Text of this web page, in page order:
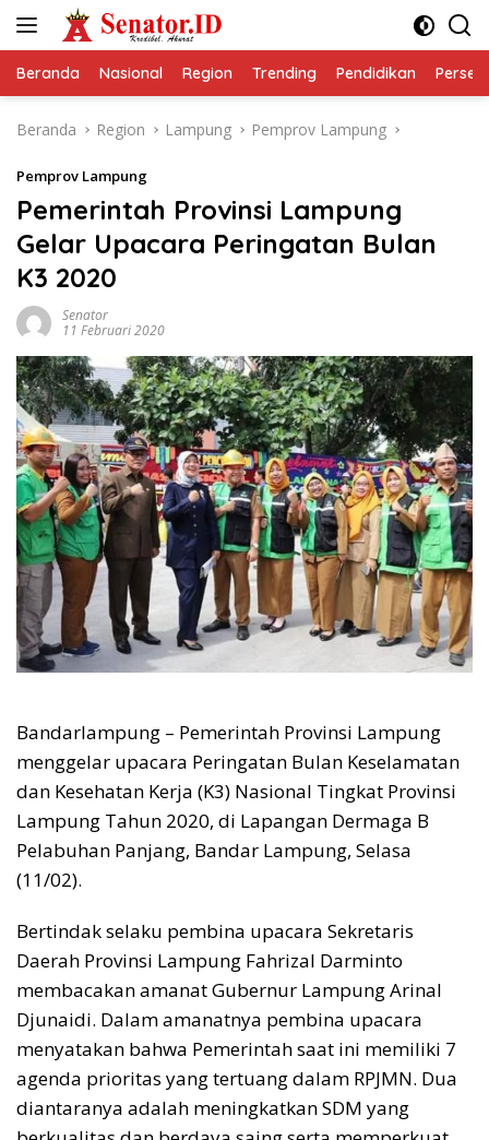
Beranda Nasional Region Trending Pendidikan
Beranda Region Lampung Pemprov Lampung
Pemprov Lampung
Pemerintah Provinsi Lampung
Gelar Upacara Peringatan Bulan
K3 2020
Senator
11 Februari 2020
Bandarlampung – Pemerintah Provinsi Lampung
menggelar upacara Peringatan Bulan Keselamatan
dan Kesehatan Kerja (K3) Nasional Tingkat Provinsi
Lampung Tahun 2020, di Lapangan Dermaga B
Pelabuhan Panjang, Bandar Lampung, Selasa
(11/02).
Bertindak selaku pembina upacara Sekretaris
Daerah Provinsi Lampung Fahrizal Darminto
membacakan amanat Gubernur Lampung Arinal
Djunaidi. Dalam amanatnya pembina upacara
menyatakan bahwa Pemerintah saat ini memiliki 7
agenda prioritas yang tertuang dalam RPJMN. Dua
diantaranya adalah meningkatkan SDM yang